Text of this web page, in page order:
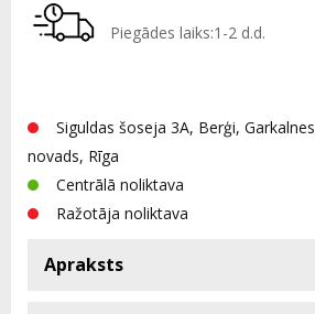
Piegādes laiks:1-2 d.d.
Siguldas šoseja 3A, Berģi, Garkalnes
novads, Rīga
Centrālā noliktava
Ražotāja noliktava
Apraksts